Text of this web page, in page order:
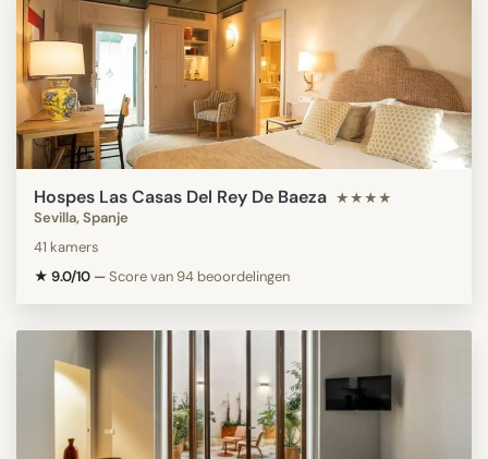
Hospes Las Casas Del Rey De Baeza ★★★★
Sevilla, Spanje
41 kamers
★ 9.0/10 —Score van 94 beoordelingen